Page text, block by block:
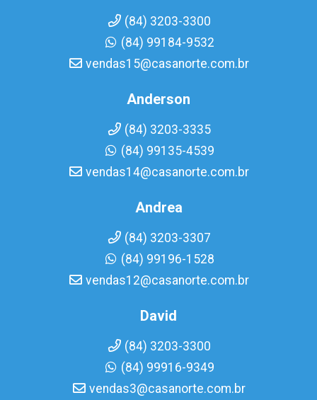
(84) 3203-3300
(84) 99184-9532
vendas15@casanorte.com.br
Anderson
(84) 3203-3335
(84) 99135-4539
vendas14@casanorte.com.br
Andrea
(84) 3203-3307
(84) 99196-1528
vendas12@casanorte.com.br
David
(84) 3203-3300
(84) 99916-9349
vendas3@casanorte.com.br